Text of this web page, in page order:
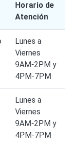
Horario de
Atención
Lunes a
Viernes
9AM-2PM y
4PM-7PM
Lunes a
Viernes
9AM-2PM y
4PM-7PM